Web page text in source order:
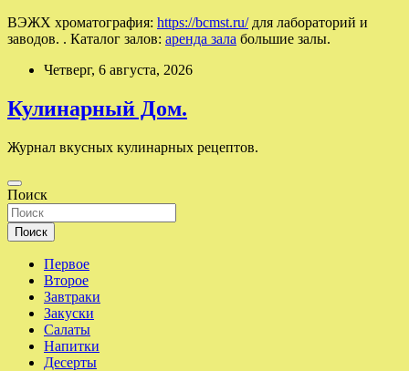
ВЭЖХ хроматография: https://bcmst.ru/для лабораторий и
заводов. . Каталог залов: аренда зала большие залы.
Перейти
содержимому
Четверг, 6 августа, 2026
Кулинарный Дом.
Журнал вкусных кулинарных рецептов.
Поиск
Поиск
Первое
Второе
Завтраки
Закуски
Салаты
Напитки
Десерты